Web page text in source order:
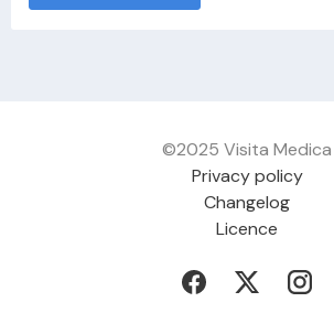
©2025 Visita Medica
Privacy policy
Changelog
Licence